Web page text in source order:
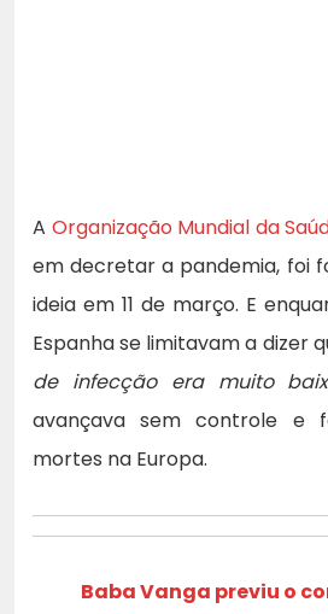
A Organização Mundial da
em decretar a pandemia, foi
ideia em 11 de março. E
Espanha se limitavam a dizer
de infecção era muito
avançava sem controle e
mortes na Europa.
Baba Vanga previu o